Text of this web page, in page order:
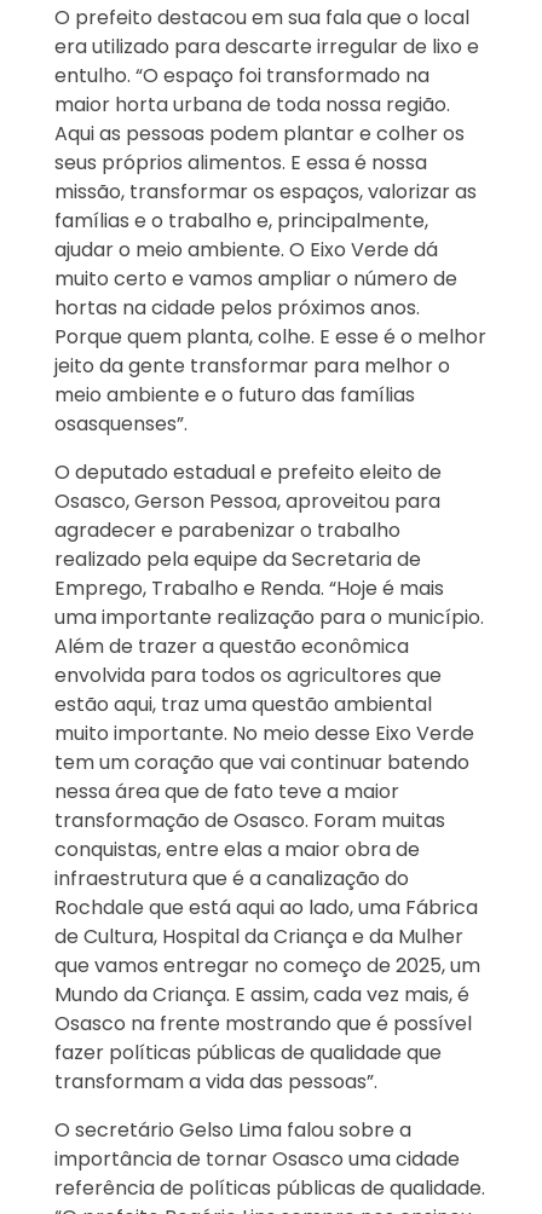
O prefeito destacou em sua fala que o local
era utilizado para descarte irregular de lixo e
entulho. “O espaço foi transformado na
maior horta urbana de toda nossa região.
Aqui as pessoas podem plantar e colher os
seus próprios alimentos. E essa é nossa
missão, transformar os espaços, valorizar as
famílias e o trabalho e, principalmente,
ajudar o meio ambiente. O Eixo Verde dá
muito certo e vamos ampliar o número de
hortas na cidade pelos próximos anos.
Porque quem planta, colhe. E esse é o melhor
jeito da gente transformar para melhor o
meio ambiente e o futuro das famílias
osasquenses”.
O deputado estadual e prefeito eleito de
Osasco, Gerson Pessoa, aproveitou para
agradecer e parabenizar o trabalho
realizado pela equipe da Secretaria de
Emprego, Trabalho e Renda. “Hoje é mais
uma importante realização para o município.
Além de trazer a questão econômica
envolvida para todos os agricultores que
estão aqui, traz uma questão ambiental
muito importante. No meio desse Eixo Verde
tem um coração que vai continuar batendo
nessa área que de fato teve a maior
transformação de Osasco. Foram muitas
conquistas, entre elas a maior obra de
infraestrutura que é a canalização do
Rochdale que está aqui ao lado, uma Fábrica
de Cultura, Hospital da Criança e da Mulher
que vamos entregar no começo de 2025, um
Mundo da Criança. E assim, cada vez mais, é
Osasco na frente mostrando que é possível
fazer políticas públicas de qualidade que
transformam a vida das pessoas”.
O secretário Gelso Lima falou sobre a
importância de tornar Osasco uma cidade
referência de políticas públicas de qualidade.